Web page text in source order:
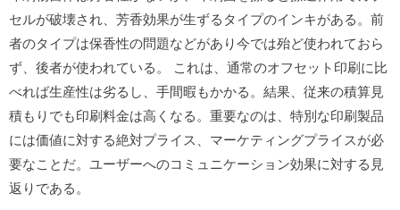
セルが破壊され、芳香効果が生ずるタイプのインキがある。前
者のタイプは保香性の問題などがあり今では殆ど使われておら
ず、後者が使われている。 これは、通常のオフセット印刷に比
べれば生産性は劣るし、手間暇もかかる。結果、従来の積算見
積もりでも印刷料金は高くなる。重要なのは、特別な印刷製品
には価値に対する絶対プライス、マーケティングプライスが必
要なことだ。ユーザーへのコミュニケーション効果に対する見
返りである。